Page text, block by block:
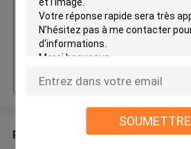
SOUMETTRE
B2B
produits recommandés